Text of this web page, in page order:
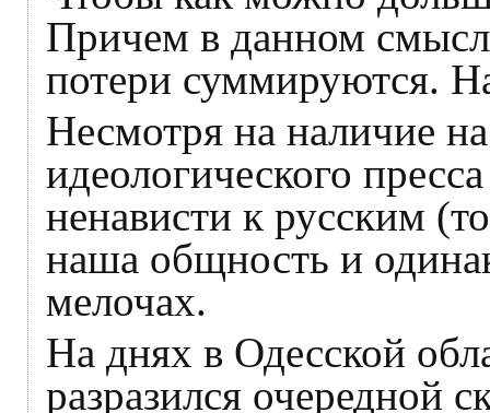
Причем в данном
потери суммируются.
Несмотря на наличие
идеологического
ненависти к русским
наша общность и
мелочах.
На днях в Одесской
разразился